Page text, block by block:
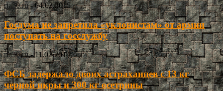
ria30.ru - 04.02.2015
Госдума не запретила «уклонистам» от армии
поступать на госслужбу
ria30.ru - 11.02.2014
ФСБ задержало двоих астраханцев с 13 кг
черной икры и 300 кг осетрины